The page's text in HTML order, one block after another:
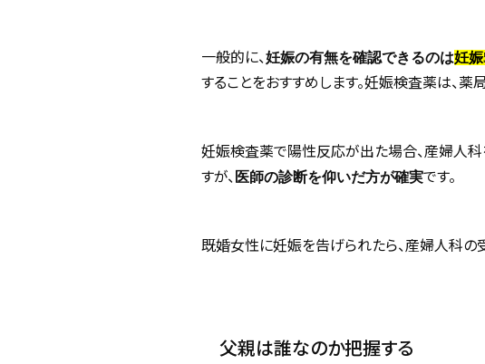
一般的に、妊娠の有無を確認できるのは妊
することをおすすめします。妊娠検査薬は、薬
妊娠検査薬で陽性反応が出た場合、産婦人科
すが、 医師の診断を仰いだ方が確実です。
既婚女性に妊娠を告げられたら、産婦人科の
父親は誰なのか把握する